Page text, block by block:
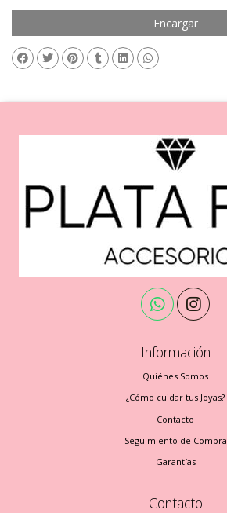
Encargar
Información
Quiénes Somos
¿Cómo cuidar tus Joyas?
Contacto
Seguimiento de Compra
Garantías
Contacto